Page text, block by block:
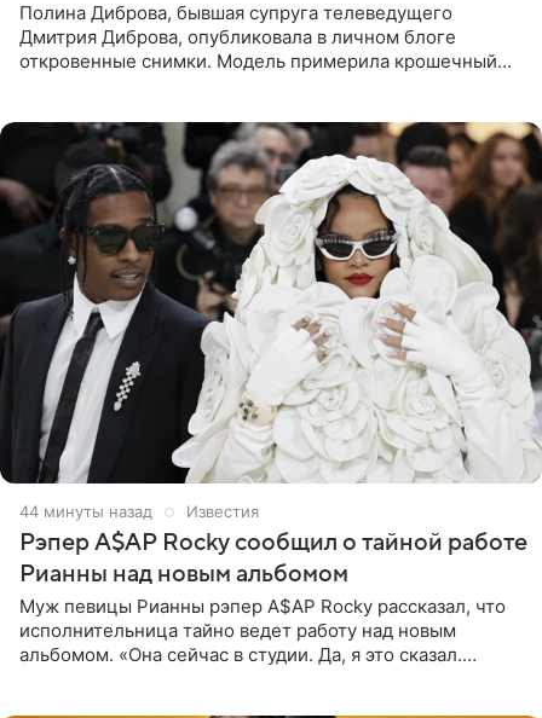
Полина Диброва, бывшая супруга телеведущего
Дмитрия Диброва, опубликовала в личном блоге
откровенные снимки. Модель примерила крошечный
45 минут назад Известия
Рэпер A$AP Rocky сообщил о тайной работе
Рианны над новым альбомом
Муж певицы Рианны рэпер A$AP Rocky рассказал, что
исполнительница тайно ведет работу над новым
альбомом. «Она сейчас в студии. Да, я это сказал.